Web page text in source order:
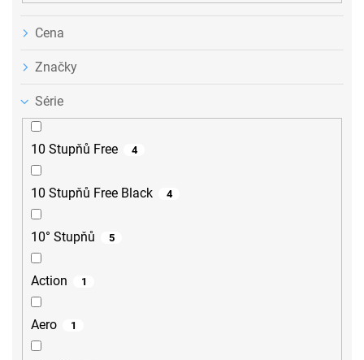
Cena
Značky
Série
10 Stupňů Free 4
10 Stupňů Free Black 4
10° Stupňů 5
Action 1
Aero 1